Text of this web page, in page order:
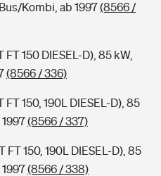
Kombi, ab 1997(8566 /
FT 150 DIESEL-D), 85 kW,
(8566 / 336)
FT 150, 190L DIESEL-D), 85
(8566 / 337)
FT 150, 190L DIESEL-D), 85
(8566 / 338)